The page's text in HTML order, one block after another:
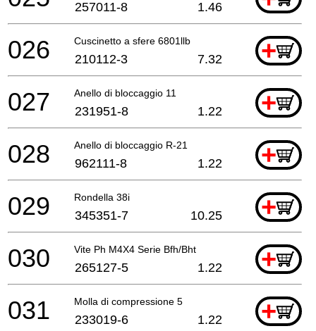
257011-8 1.46
Cuscinetto a sfere 6801llb +
026 210112-3 7.32
Anello di bloccaggio 11 +
027 231951-8 1.22
Anello di bloccaggio R-21 +
028 962111-8 1.22
Rondella 38i +
029 345351-7 10.25
Vite Ph M4X4 Serie Bfh/Bht +
030 265127-5 1.22
Molla di compressione 5 +
031 233019-6 1.22